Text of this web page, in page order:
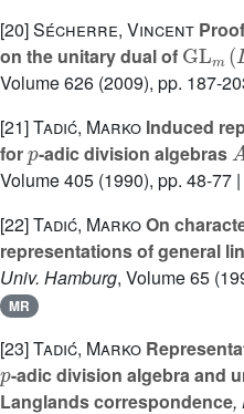
[20]Sécherre, Vincent
on the unitary dual of
GLm(
Volume 626 (2009), pp. 187-
[21]Tadić, Marko Induced
for
p
-adic division algebras
Volume 405 (1990), pp. 48-77 |
[22]Tadić, MarkoOn
representations of general
Univ. Hamburg, Volume 65
MR
[23]Tadić, Marko
p
-adic division algebra and
Langlands correspondence,